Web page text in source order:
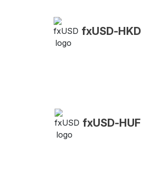
fxUSD-HKD
fxUSD-HUF